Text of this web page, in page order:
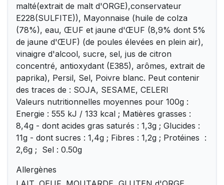
malté(extrait de malt d'ORGE),conservateur
E228(SULFITE)), Mayonnaise (huile de colza
(78%), eau, ŒUF et jaune d'ŒUF (8,9% dont 5%
de jaune d'ŒUF) (de poules élevées en plein air),
vinaigre d'alcool, sucre, sel, jus de citron
concentré, antioxydant (E385), arômes, extrait de
paprika), Persil, Sel, Poivre blanc. Peut contenir
des traces de : SOJA, SESAME, CELERI
Valeurs nutritionnelles moyennes pour 100g :
Energie : 555 kJ / 133 kcal ; Matières grasses :
8,4g - dont acides gras saturés : 1,3g ; Glucides :
11g - dont sucres : 1,4g ; Fibres : 1,2g ; Protéines :
2,6g ; Sel : 0.50g
Allergènes